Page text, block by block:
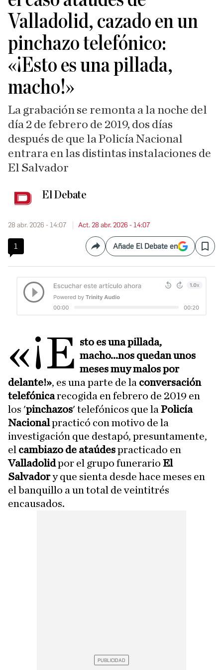
Valladolid, cazado en un
pinchazo telefónico:
«¡Esto es una pillada,
macho!»
La grabación se remonta a la noche del
día 2 de febrero de 2019, dos días
después de que la Policía Nacional
entrara en las distintas instalaciones de
El Salvador
El Debate
28 abr. 2026 - 14:07 Act. 28 abr. 2026 - 14:07
1 CompartirAñade El Debate en Save
«¡E sto es una pillada,
macho...nos quedan unos
meses muy malos por
delante!», es una parte de la conversación
telefónicarecogida en febrero de 2019 en
los 'pinchazos' telefónicos que la Policía
Nacionalpracticó con motivo de la
investigación que destapó, presuntamente,
el cambiazo de ataúdespracticado en
Valladolidpor el grupo funerario El
Salvadory que sienta desde hace meses en
el banquillo a un total de veintitrés
encausados.